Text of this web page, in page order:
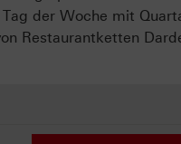
der Woche mit
Restaurantketten